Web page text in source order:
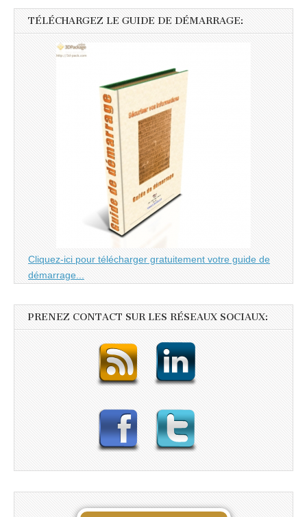
TÉLÉCHARGEZ LE GUIDE DE DÉMARRAGE:
Cliquez-ici pour télécharger gratuitement votre guide de
démarrage...
PRENEZ CONTACT SUR LES RÉSEAUX SOCIAUX: